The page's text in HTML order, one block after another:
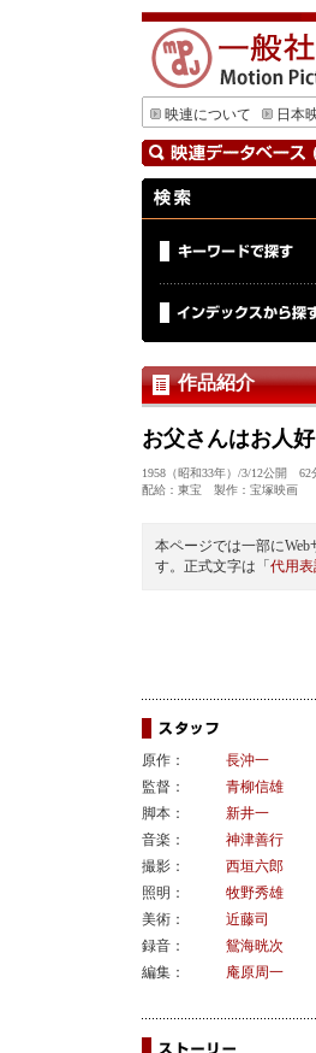
映連について 日本
作品紹介
お父さんはお人
1958（昭和33年）/3/12公
配給：東宝 製作：宝塚映画
本ページでは一部に
す。正式文字は「 代用
原作：
長沖一
監督：
青柳信雄
脚本：
新井一
音楽：
神津善行
撮影：
西垣六郎
照明：
牧野秀雄
美術：
近藤司
録音：
鴛海晄次
編集：
庵原周一